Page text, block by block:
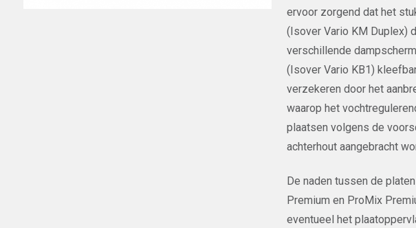
ervoor zorgend dat het
(Isover Vario KM Duplex)
verschillende
(Isover Vario KB1)
verzekeren door het
waarop het
plaatsen volgens de
achterhout aangebracht
De naden tussen de
Premium en ProMix
eventueel het